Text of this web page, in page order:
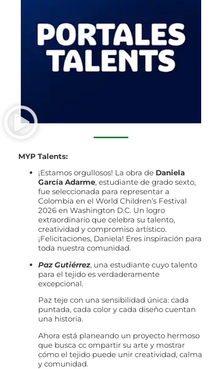
MYP Talents:
¡Estamos orgullosos! La obra de Daniela
García Adarme, estudiante de grado sexto,
fue seleccionada para representar a
Colombia en el World Children’s Festival
2026 en Washington D.C. Un logro
extraordinario que celebra su talento,
creatividad y compromiso artístico.
¡Felicitaciones, Daniela! Eres inspiración para
toda nuestra comunidad.
Paz Gutiérrez, una estudiante cuyo talento
para el tejido es verdaderamente
excepcional.
Paz teje con una sensibilidad única: cada
puntada, cada color y cada diseño cuentan
una historia.
Ahora está planeando un proyecto hermoso
que busca cc ompartir su arte y mostrar
cómo el tejido puede unir creatividad, calma
y comunidad.